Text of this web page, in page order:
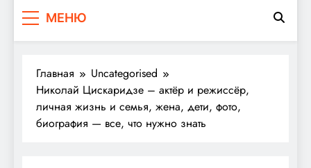
МЕНЮ
Главная
Uncategorised
Николай Цискаридзе – актёр и режиссёр,
личная жизнь и семья, жена, дети, фото,
биография — все, что нужно знать